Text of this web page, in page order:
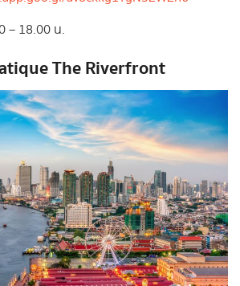
– 18.00 น.
The Riverfront